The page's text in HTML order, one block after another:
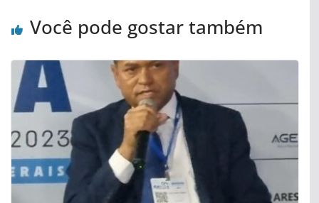
Você pode gostar também